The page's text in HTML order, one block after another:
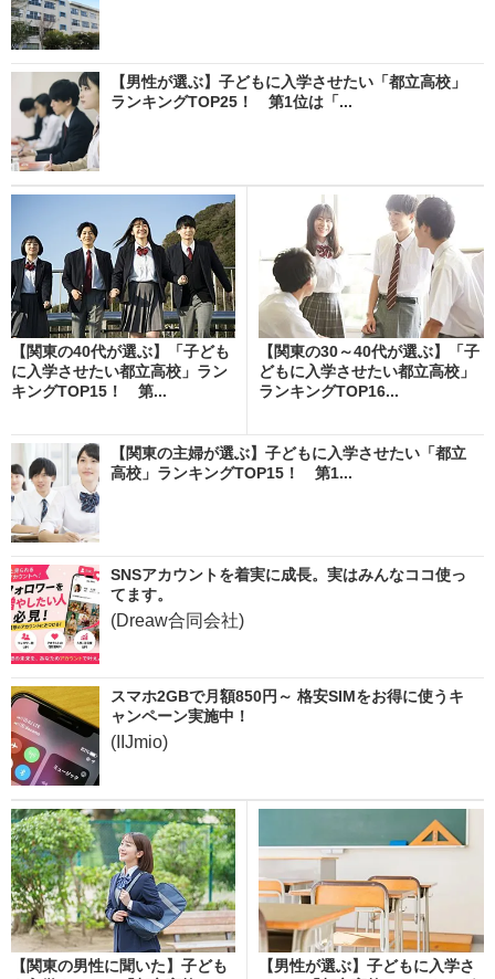
【男性が選ぶ】子どもに入学させたい「都立高校」
ランキングTOP25！ 第1位は「...
【関東の40代が選ぶ】「子ども
に入学させたい都立高校」ラン
キングTOP15！ 第...
【関東の30～40代が選ぶ】「子
どもに入学させたい都立高校」
ランキングTOP16...
【関東の主婦が選ぶ】子どもに入学させたい「都立
高校」ランキングTOP15！ 第1...
SNSアカウントを着実に成長。実はみんなココ使っ
てます。
(Dreaw合同会社)
スマホ2GBで月額850円～ 格安SIMをお得に使うキ
ャンペーン実施中！
(IIJmio)
【関東の男性に聞いた】子ども
【男性が選ぶ】子どもに入学さ